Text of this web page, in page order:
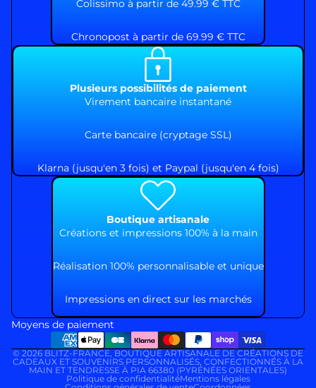
Colissimo à partir de 49.99 € TTC
Chronopost à partir de 69.99 € TTC
Plusieurs possibilités de paiement
Virement bancaire instantané
Carte bancaire (cryptage SSL)
Klarna (jusqu'en 3 fois) et Paypal (jusqu'en 4 fois)
Boutique artisanale
Créations et impressions 100% à la main
Réalisation 100% personnalisable et unique
Impressions en direct sur les marchés
Moyens de paiement
© 2026 BLITZ-FRANCE, BOUTIQUE ARTISANALE DE CRÉATIONS DE
CADEAUX ET SOUVENIRS PERSONNALISÉS, CONFECTIONNÉS À LA
MAIN ET TENDRESSE À PIA 66380 (PYRÉNÉES ORIENTALES)
Politique de confidentialitéMentions légales